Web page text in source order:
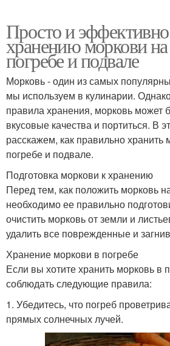
Просто и
хранению моркови
погребе и подвале
Морковь - один из самых
мы используем в кулинарии.
правила хранения, морковь может
вкусовые качества и портиться. В
расскажем, как правильно хранить
погребе и подвале.
Подготовка моркови к хранению
Перед тем, как положить морковь
необходимо ее правильно
очистить морковь от земли и
удалить все поврежденные и
Хранение моркови в погребе
Если вы хотите хранить морковь в
соблюдать следующие правила:
1. Убедитесь, что погреб
прямых солнечных лучей.